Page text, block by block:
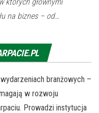
na biznes – od…
branżowych –
w rozwoju
Prowadzi instytucja